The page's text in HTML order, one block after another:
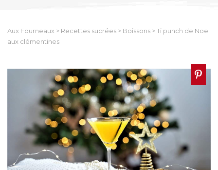
Aux Fourneaux > Recettes sucrées > Boissons >Ti punch de Noël
aux clémentines